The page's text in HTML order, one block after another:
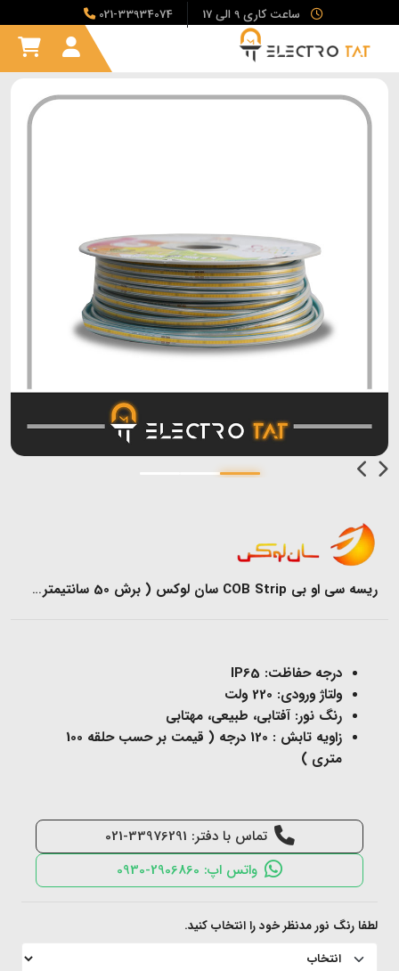
ساعت کاری 9 الی 17 021-33934074
ریسه سی او بی COB Strip سان لوکس ( برش 50 سانتیمتری )
درجه حفاظت: IP65
ولتاژ ورودی: 220 ولت
رنگ نور: آفتابی، طبیعی، مهتابی
زاویه تابش : 120 درجه ( قیمت بر حسب حلقه 100
متری )
تماس با دفتر: 33976291-021
واتس اپ: 2906860-0930
لطفا رنگ نور مدنظر خود را انتخاب کنید.